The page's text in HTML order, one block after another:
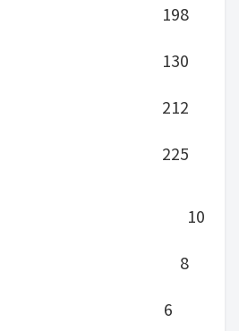
198
130
212
225
10
8
6